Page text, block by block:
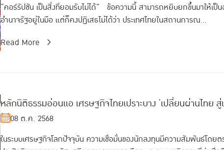
“คอร์รัปชัน เป็นสิ่งที่ยอมรับไม่ได้” ข้อความนี้ สามารถหยิบยกขึ้นมาให้เป็
อำนาจรัฐอยู่ในมือ แต่ก็คงปฏิเสธไม่ได้ว่า ประเทศไทยในสถานการณ...
Read More
หลักนิติธรรมอ่อนแอ เศรษฐกิจไทยเปราะบาง ‘เปลี่ยนผ่านไทย
08 ต.ค. 2568
ในระบบเศรษฐกิจโลกปัจจุบัน ความเชื่อมั่นของนักลงทุนมีความสัมพันธ์โดย